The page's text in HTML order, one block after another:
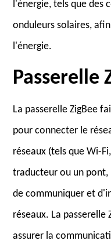
l'énergie, tels que des
onduleurs solaires,
l'énergie.
Passerelle
La passerelle ZigBee
pour connecter le
réseaux (tels que Wi-
traducteur ou un pont,
de communiquer et
réseaux. La passerelle
assurer la